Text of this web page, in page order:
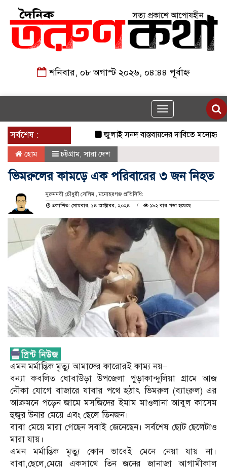
শনিবার, ০৮ অগাস্ট ২০২৬, ০৪:৪৪ পূর্বাহ্ন
Toggle
navigation
সর্বশেষ :
জুলাই সনদ বাস্তবায়নের দাবিতে মনোহরগঞ্জে
হোম চট্টগ্রাম,সারা দেশ
ভিমরুলের কামড়ে এক পরিবারের ৩ জন নিহত
নুরুননবী চৌধুরী সেলিম , মনোহরগঞ্জ প্রতিনিধি:
প্রকাশিত: সোমবার, ১৪ অক্টোবর, ২০২৪
১৯২ বার পড়া হয়েছে
এমন মর্মান্তিক মৃত্যু আমাদের কারোরই কাম্য নয়–
বন্যা কবলিত ধোবাউড়া উপজেলা পুড়াকান্দুলিয়া গ্রামে আজ
নৌকা যোগে বাজারে যাবার পথে হঠাৎ ভিমরুল (ব্যাংরুল) এর
আক্রমনে পড়েন জামে মসজিদের ইমাম মাওলানা আবুল কাসেম
হুজুর উনার মেয়ে এবং ছেলে তিনজন।
বাবা মেয়ে মারা গেছেন সবাই জেনেছেন। সর্বশেষ ছোট ছেলেটাও
মারা যায়।
এমন মর্মান্তিক মৃত্যু কোন ভাবেই মেনে নেয়া যায় না।
বাবা,ছেলে,মেয়ে একসাথে তিন জনের জানাজা আগামীকাল